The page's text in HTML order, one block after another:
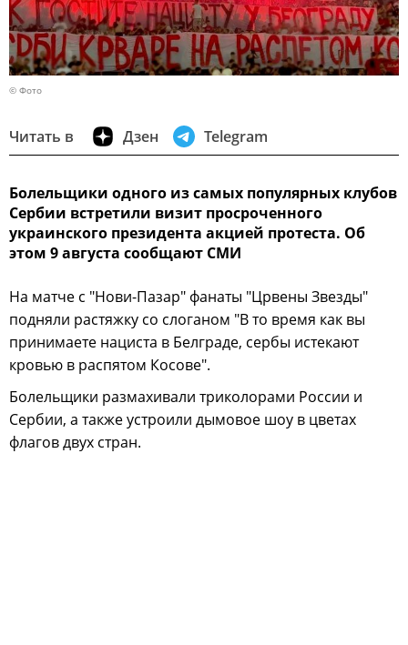
© Фото
Читать в Дзен Telegram
Болельщики одного из самых популярных клубов
Сербии встретили визит просроченного
украинского президента акцией протеста. Об
этом 9 августа сообщают СМИ
На матче с "Нови-Пазар" фанаты "Црвены Звезды"
подняли растяжку со слоганом "В то время как вы
принимаете нациста в Белграде, сербы истекают
кровью в распятом Косове".
Болельщики размахивали триколорами России и
Сербии, а также устроили дымовое шоу в цветах
флагов двух стран.